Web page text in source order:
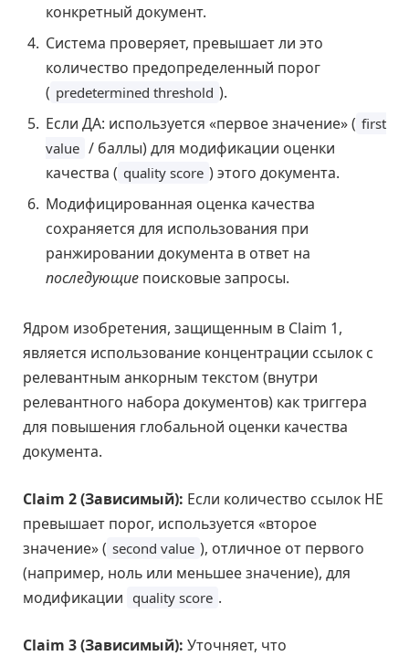
конкретный документ.
Система проверяет, превышает ли это
количество предопределенный порог
( predetermined threshold ).
Если ДА: используется «первое значение» ( first
value / баллы) для модификации оценки
качества ( quality score ) этого документа.
Модифицированная оценка качества
сохраняется для использования при
ранжировании документа в ответ на
последующие поисковые запросы.
Ядром изобретения, защищенным в Claim 1,
является использование концентрации ссылок с
релевантным анкорным текстом (внутри
релевантного набора документов) как триггера
для повышения глобальной оценки качества
документа.
Claim 2 (Зависимый): Если количество ссылок НЕ
превышает порог, используется «второе
значение» ( second value ), отличное от первого
(например, ноль или меньшее значение), для
модификации quality score .
Claim 3 (Зависимый): Уточняет, что